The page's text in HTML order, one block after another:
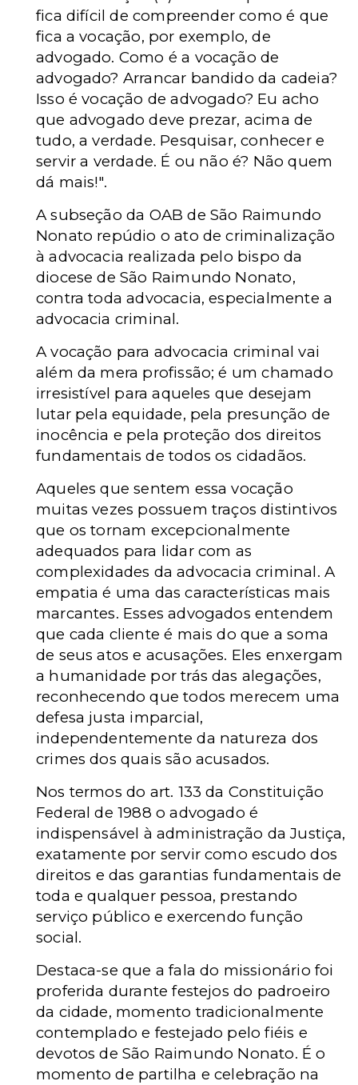
fica difícil de compreender como é que
fica a vocação, por exemplo, de
advogado. Como é a vocação de
advogado? Arrancar bandido da cadeia?
Isso é vocação de advogado? Eu acho
que advogado deve prezar, acima de
tudo, a verdade. Pesquisar, conhecer e
servir a verdade. É ou não é? Não quem
dá mais!".
A subseção da OAB de São Raimundo
Nonato repúdio o ato de criminalização
à advocacia realizada pelo bispo da
diocese de São Raimundo Nonato,
contra toda advocacia, especialmente a
advocacia criminal.
A vocação para advocacia criminal vai
além da mera profissão; é um chamado
irresistível para aqueles que desejam
lutar pela equidade, pela presunção de
inocência e pela proteção dos direitos
fundamentais de todos os cidadãos.
Aqueles que sentem essa vocação
muitas vezes possuem traços distintivos
que os tornam excepcionalmente
adequados para lidar com as
complexidades da advocacia criminal. A
empatia é uma das características mais
marcantes. Esses advogados entendem
que cada cliente é mais do que a soma
de seus atos e acusações. Eles enxergam
a humanidade por trás das alegações,
reconhecendo que todos merecem uma
defesa justa imparcial,
independentemente da natureza dos
crimes dos quais são acusados.
Nos termos do art. 133 da Constituição
Federal de 1988 o advogado é
indispensável à administração da Justiça,
exatamente por servir como escudo dos
direitos e das garantias fundamentais de
toda e qualquer pessoa, prestando
serviço público e exercendo função
social.
Destaca-se que a fala do missionário foi
proferida durante festejos do padroeiro
da cidade, momento tradicionalmente
contemplado e festejado pelo fiéis e
devotos de São Raimundo Nonato. É o
momento de partilha e celebração na